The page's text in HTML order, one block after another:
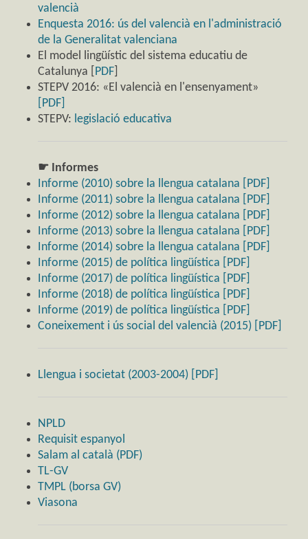
valencià
Enquesta 2016: ús del valencià en l'administració
de la Generalitat valenciana
El model lingüístic del sistema educatiu de
Catalunya [ PDF
STEPV 2016: «El valencià en l'ensenyament»
[PDF]
STEPV: legislació educativa
☛ Informes
Informe (2010) sobre la llengua catalana [PDF]
Informe (2011) sobre la llengua catalana [PDF]
Informe (2012) sobre la llengua catalana [PDF]
Informe (2013) sobre la llengua catalana [PDF]
Informe (2014) sobre la llengua catalana [PDF]
Informe (2015) de política lingüística [PDF]
Informe (2017) de política lingüística [PDF]
Informe (2018) de política lingüística [PDF]
Informe (2019) de política lingüística [PDF]
Coneixement i ús social del valencià (2015) [PDF]
Llengua i societat (2003-2004) [PDF]
NPLD
Requisit espanyol
Salam al català (PDF)
TL-GV
TMPL (borsa GV)
Viasona